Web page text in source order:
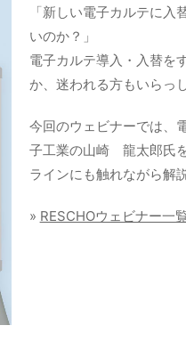
「新しい電子カルテに
いのか？」
電子カルテ導入・入替を
か、迷われる方もいらっ
今回のウェビナーでは、
子工業の山崎 龍太郎氏
ラインにも触れながら解
» RESCHOウェビナー一